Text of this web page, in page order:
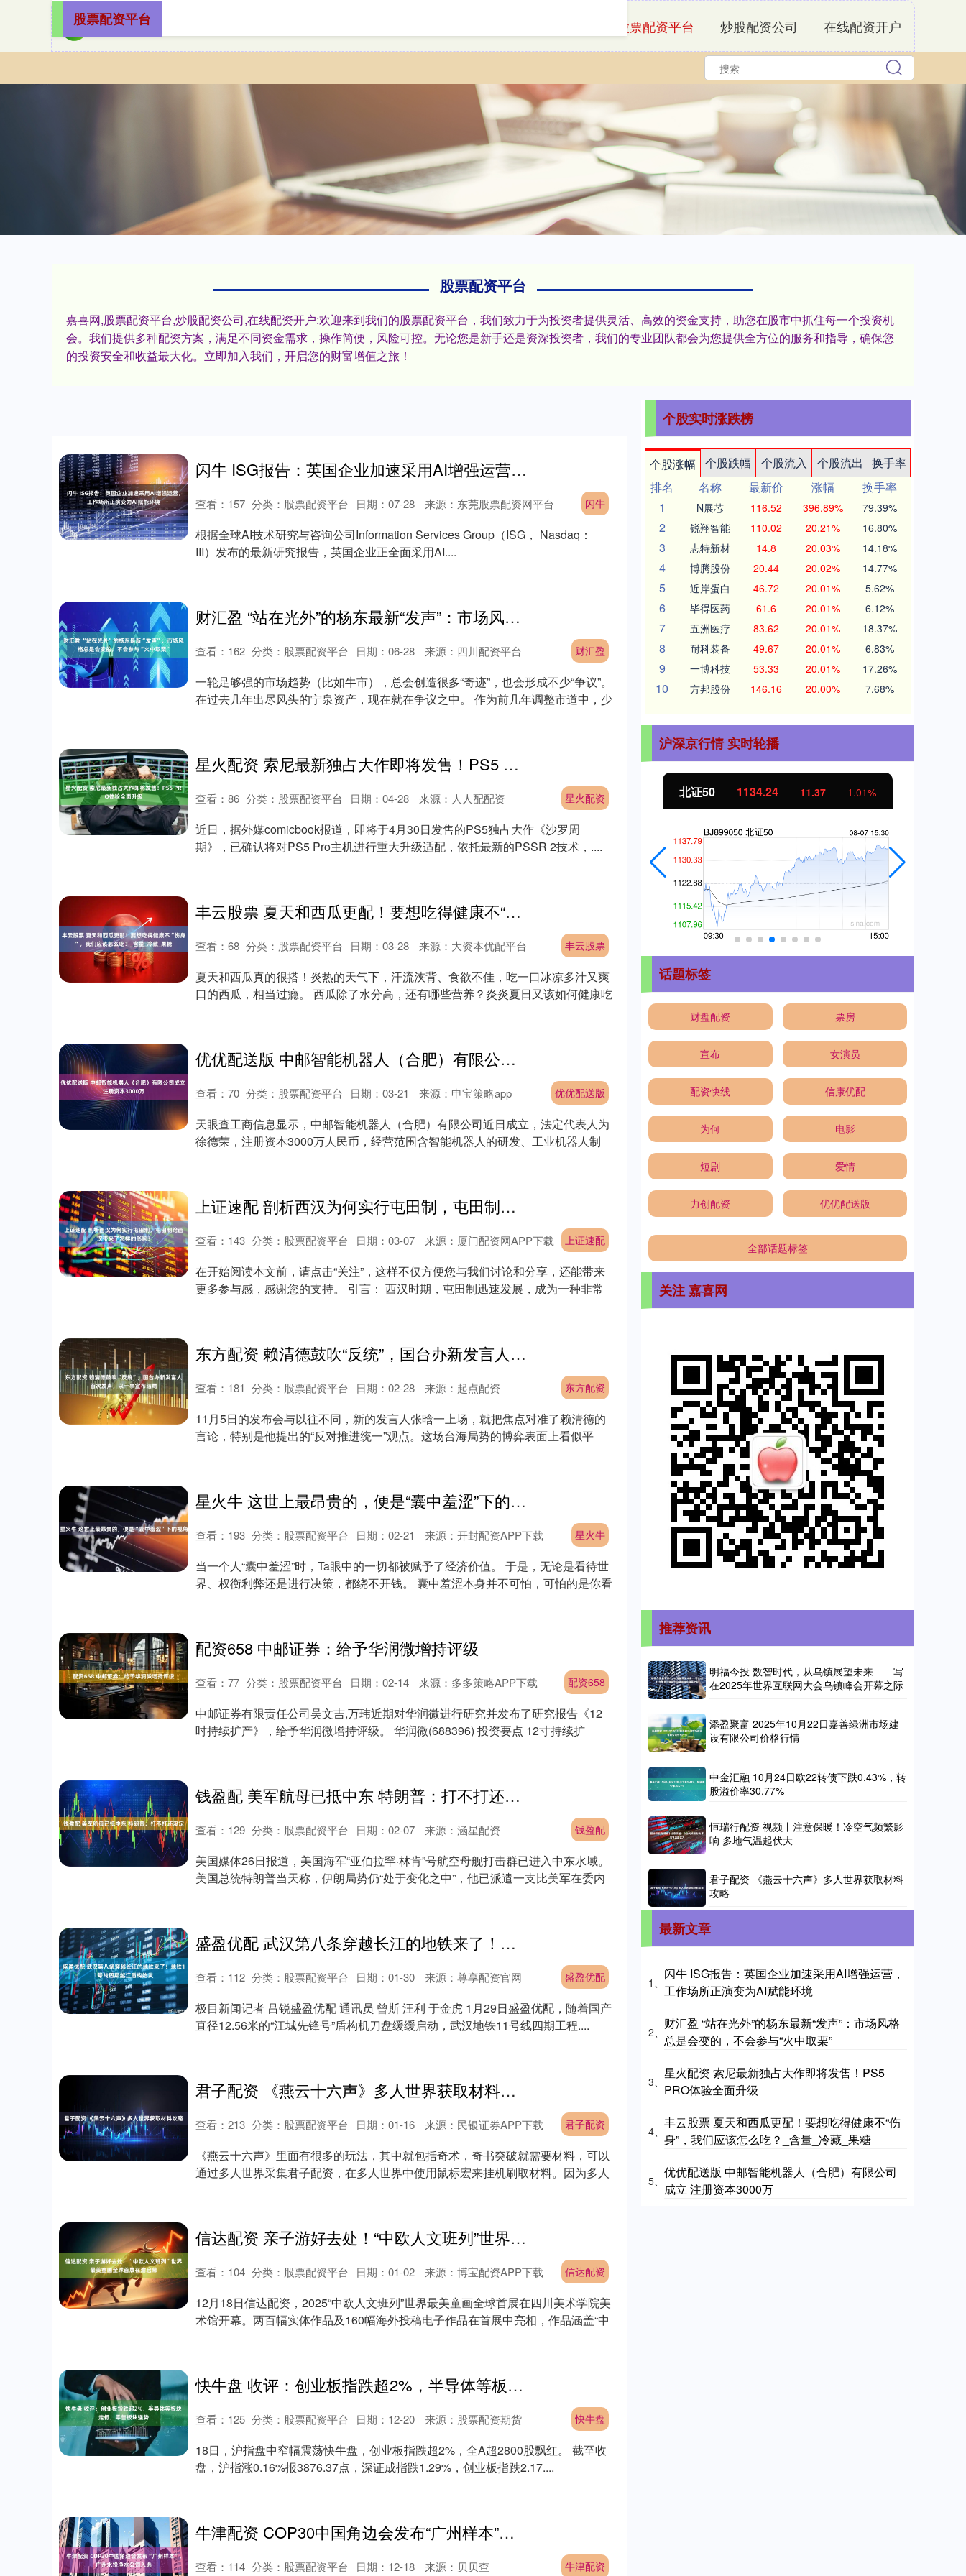
股票配资平台 炒股配资公司 在线配资开户
股票配资平台
嘉喜网,股票配资平台,炒股配资公司,在线配资开户:欢迎来到我们的股票配资平台，我们致力于为投资者提供灵活、高效的资金支持，助您在股市中抓住每一个投资机
会。我们提供多种配资方案，满足不同资金需求，操作简便，风险可控。无论您是新手还是资深投资者，我们的专业团队都会为您提供全方位的服务和指导，确保您
的投资安全和收益最大化。立即加入我们，开启您的财富增值之旅！
股票配资平台
闪牛 ISG报告：英国企业加速采用AI增强运营，工作场所正演变为AI赋能环境
闪牛
日期：07-28 来源：东莞股票配资网平台
查看： 157 分类： 股票配资平台
根据全球AI技术研究与咨询公司Information Services Group（ISG， Nasdaq：
III）发布的最新研究报告，英国企业正全面采用AI....
财汇盈 “站在光外”的杨东最新“发声”：市场风格总是会变的，不会参与“火中取栗”
财汇盈
日期：06-28 来源：四川配资平台
查看： 162 分类： 股票配资平台
一轮足够强的市场趋势（比如牛市），总会创造很多“奇迹”，也会形成不少“争议”。
在过去几年出尽风头的宁泉资产，现在就在争议之中。 作为前几年调整市道中，少
星火配资 索尼最新独占大作即将发售！PS5 PRO体验全面升级
星火配资
日期：04-28 来源：人人配配资
查看： 86 分类： 股票配资平台
近日，据外媒comicbook报道，即将于4月30日发售的PS5独占大作《沙罗周
期》，已确认将对PS5 Pro主机进行重大升级适配，依托最新的PSSR 2技术，....
丰云股票 夏天和西瓜更配！要想吃得健康不“伤身”，我们应该怎么吃？_含量_冷藏_果糖
丰云股票
日期：03-28 来源：大资本优配平台
查看： 68 分类： 股票配资平台
夏天和西瓜真的很搭！炎热的天气下，汗流浃背、食欲不佳，吃一口冰凉多汁又爽
口的西瓜，相当过瘾。 西瓜除了水分高，还有哪些营养？炎炎夏日又该如何健康吃
优优配送版 中邮智能机器人（合肥）有限公司成立 注册资本3000万
优优配送版
日期：03-21 来源：申宝策略app
查看： 70 分类： 股票配资平台
天眼查工商信息显示，中邮智能机器人（合肥）有限公司近日成立，法定代表人为
徐德荣，注册资本3000万人民币，经营范围含智能机器人的研发、工业机器人制
上证速配 剖析西汉为何实行屯田制，屯田制给西汉带来了怎样的影响？
上证速配
日期：03-07 来源：厦门配资网APP下载
查看： 143 分类： 股票配资平台
在开始阅读本文前，请点击“关注”，这样不仅方便您与我们讨论和分享，还能带来
更多参与感，感谢您的支持。 引言： 西汉时期，屯田制迅速发展，成为一种非常
东方配资 赖清德鼓吹“反统”，国台办新发言人首次发声，以一事宣布结局
东方配资
日期：02-28 来源：起点配资
查看： 181 分类： 股票配资平台
11月5日的发布会与以往不同，新的发言人张晗一上场，就把焦点对准了赖清德的
言论，特别是他提出的“反对推进统一”观点。这场台海局势的博弈表面上看似平
星火牛 这世上最昂贵的，便是“囊中羞涩”下的视角
星火牛
日期：02-21 来源：开封配资APP下载
查看： 193 分类： 股票配资平台
当一个人“囊中羞涩”时，Ta眼中的一切都被赋予了经济价值。 于是，无论是看待世
界、权衡利弊还是进行决策，都绕不开钱。 囊中羞涩本身并不可怕，可怕的是你看
配资658 中邮证券：给予华润微增持评级
配资658
日期：02-14 来源：多多策略APP下载
查看： 77 分类： 股票配资平台
中邮证券有限责任公司吴文吉,万玮近期对华润微进行研究并发布了研究报告《12
吋持续扩产》，给予华润微增持评级。 华润微(688396) 投资要点 12寸持续扩
钱盈配 美军航母已抵中东 特朗普：打不打还没定
钱盈配
日期：02-07 来源：涵星配资
查看： 129 分类： 股票配资平台
美国媒体26日报道，美国海军“亚伯拉罕·林肯”号航空母舰打击群已进入中东水域。
美国总统特朗普当天称，伊朗局势仍“处于变化之中”，他已派遣一支比美军在委内
盛盈优配 武汉第八条穿越长江的地铁来了！地铁11号线四期越江盾构始发
盛盈优配
日期：01-30 来源：尊享配资官网
查看： 112 分类： 股票配资平台
极目新闻记者 吕锐盛盈优配 通讯员 曾斯 汪利 于金虎 1月29日盛盈优配，随着国产
直径12.56米的“江城先锋号”盾构机刀盘缓缓启动，武汉地铁11号线四期工程....
君子配资 《燕云十六声》多人世界获取材料攻略
君子配资
日期：01-16 来源：民银证券APP下载
查看： 213 分类： 股票配资平台
《燕云十六声》里面有很多的玩法，其中就包括奇术，奇书突破就需要材料，可以
通过多人世界采集君子配资，在多人世界中使用鼠标宏来挂机刷取材料。因为多人
信达配资 亲子游好去处！“中欧人文班列”世界最美童画全球首展在渝启幕
信达配资
日期：01-02 来源：博宝配资APP下载
查看： 104 分类： 股票配资平台
12月18日信达配资，2025“中欧人文班列”世界最美童画全球首展在四川美术学院美
术馆开幕。两百幅实体作品及160幅海外投稿电子作品在首展中亮相，作品涵盖“中
快牛盘 收评：创业板指跌超2%，半导体等板块走低，零售板块强势
快牛盘
日期：12-20 来源：股票配资期货
查看： 125 分类： 股票配资平台
18日，沪指盘中窄幅震荡快牛盘，创业板指跌超2%，全A超2800股飘红。 截至收
盘，沪指涨0.16%报3876.37点，深证成指跌1.29%，创业板指跌2.17....
牛津配资 COP30中国角边会发布“广州样本”，广州水投净水公司入选
牛津配资
日期：12-18 来源：贝贝查
查看： 114 分类： 股票配资平台
个股实时涨跌榜
个股涨幅 个股跌幅 个股流入 个股流出
换手率
排名
名称 最新价 涨幅
换手率
1
N展芯 116.52 396.89% 79.39%
2 锐翔智能 110.02 20.21% 16.80%
3 志特新材 14.8 20.03% 14.18%
4 博腾股份 20.44 20.02% 14.77%
5 近岸蛋白 46.72 20.01% 5.62%
6 毕得医药 61.6 20.01% 6.12%
7 五洲医疗 83.62 20.01% 18.37%
8 耐科装备 49.67 20.01% 6.83%
9 一博科技 53.33 20.01% 17.26%
10 方邦股份 146.16 20.00% 7.68%
沪深京行情 实时轮播
1.02% 深证成指 14311.01 200.89 1.42% 沪深300 4694.44 0.93% 北证50 1134.24 11.37 1.01%
话题标签
财盘配资 票房
宣布 女演员
配资快线 信康优配
为何 电影
短剧 爱情
力创配资 优优配送版
全部话题标签
关注 嘉喜网
推荐资讯
明福今投 数智时代，从乌镇展望未来——写
在2025年世界互联网大会乌镇峰会开幕之际
添盈聚富 2025年10月22日嘉善绿洲市场建
设有限公司价格行情
中金汇融 10月24日欧22转债下跌0.43%，转
股溢价率30.77%
恒瑞行配资 视频丨注意保暖！冷空气频繁影
响 多地气温起伏大
君子配资 《燕云十六声》多人世界获取材料
攻略
最新文章
1、
闪牛 ISG报告：英国企业加速采用AI增强运营，
工作场所正演变为AI赋能环境
2、
财汇盈 “站在光外”的杨东最新“发声”：市场风格
总是会变的，不会参与“火中取栗”
3、
星火配资 索尼最新独占大作即将发售！PS5
PRO体验全面升级
4、
丰云股票 夏天和西瓜更配！要想吃得健康不“伤
身”，我们应该怎么吃？_含量_冷藏_果糖
5、
优优配送版 中邮智能机器人（合肥）有限公司
成立 注册资本3000万